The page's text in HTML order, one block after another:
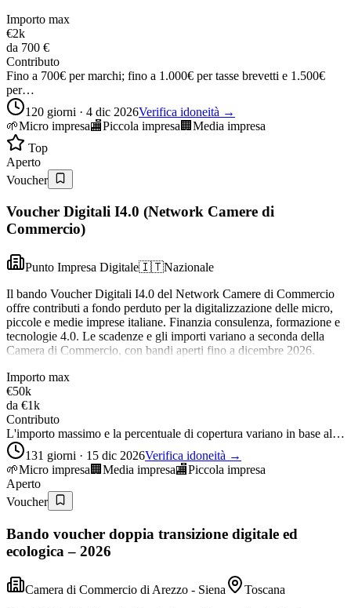
Importo max
€2k
da 700 €
Contributo
Fino a 700€ per marchi; fino a 1.000€ per tasse brevetti e 1.500€
per…
120 giorni · 4 dic 2026Verifica idoneità →
🌱Micro impresa🏬Piccola impresa 🏢 Media impresa
Top
Aperto
Voucher
Voucher Digitali I4.0 (Network Camere di
Commercio)
Punto Impresa Digitale🇮🇹Nazionale
Il bando Voucher Digitali I4.0 del Network Camere di Commercio
offre contributi a fondo perduto per la digitalizzazione delle micro,
piccole e medie imprese italiane. Finanzia consulenza, formazione e
tecnologie 4.0. Le scadenze e gli importi variano a seconda della
Camera di Commercio, con bandi aperti fino a dicembre 2026.
Importo max
€50k
da €1k
Contributo
L'importo massimo e la percentuale di copertura variano in base al…
131 giorni · 15 dic 2026Verifica idoneità →
🌱Micro impresa 🏢 Media impresa🏬Piccola impresa
Aperto
Voucher
Bando voucher doppia transizione digitale ed
ecologica – 2026
Camera di Commercio di Arezzo - Siena
Toscana